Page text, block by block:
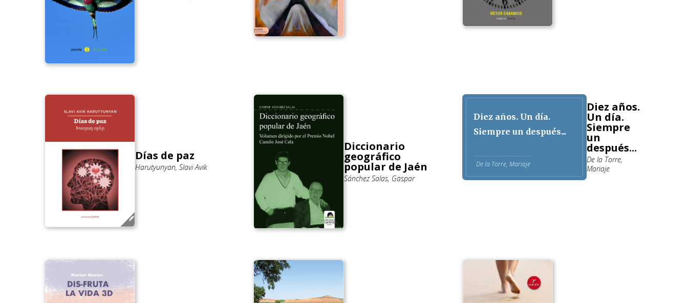
Días de paz
Harutyunyan, Slavi Avik
Diccionario
geográfico
popular de Jaén
Sánchez Salas, Gaspar
Diez años. Un día.
Siempre un después...
De la Torre, Mariaje
Diez años.
Un día.
Siempre
un
después...
De la Torre,
Mariaje